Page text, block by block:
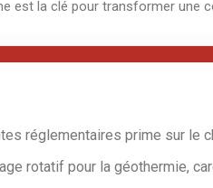
est la clé pour transformer une
réglementaires prime sur le
rotatif pour la géothermie,